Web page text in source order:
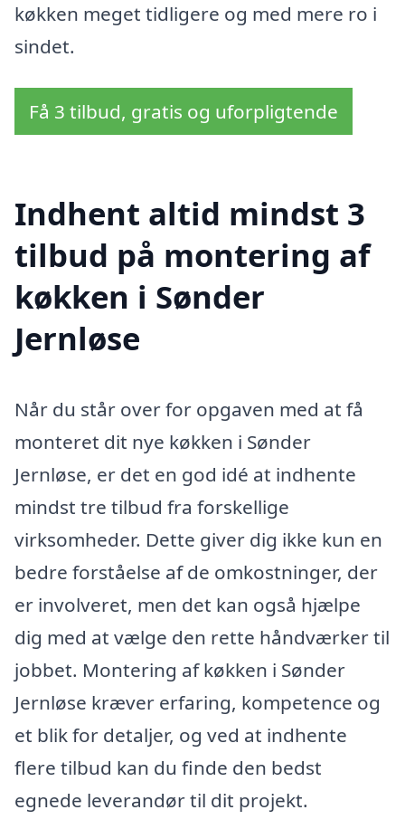
køkken meget tidligere og med mere ro i
sindet.
Få 3 tilbud, gratis og uforpligtende
Indhent altid mindst 3
tilbud på montering af
køkken i Sønder
Jernløse
Når du står over for opgaven med at få
monteret dit nye køkken i Sønder
Jernløse, er det en god idé at indhente
mindst tre tilbud fra forskellige
virksomheder. Dette giver dig ikke kun en
bedre forståelse af de omkostninger, der
er involveret, men det kan også hjælpe
dig med at vælge den rette håndværker til
jobbet. Montering af køkken i Sønder
Jernløse kræver erfaring, kompetence og
et blik for detaljer, og ved at indhente
flere tilbud kan du finde den bedst
egnede leverandør til dit projekt.